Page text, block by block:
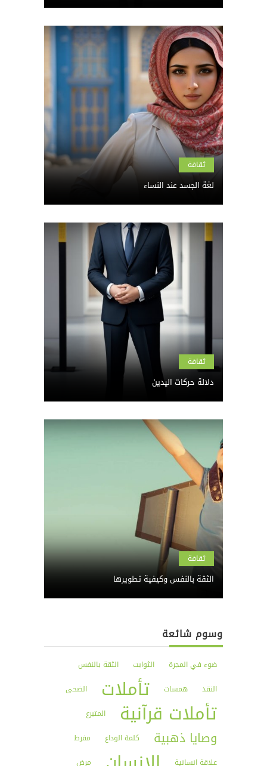
ثقافة
لغة الجسد عند النساء
ثقافة
دلالة حركات اليدين
ثقافة
الثقة بالنفس وكيفية تطويرها
وسوم شائعة
ضوء في المجرة الثوابت
الثقة بالنفس
النقد
همسات تأملات الضحى
تأملات قرآنية المتبرع
وصايا ذهبية كلمة الوداع
مفرط
علاقة انسانية
مرض